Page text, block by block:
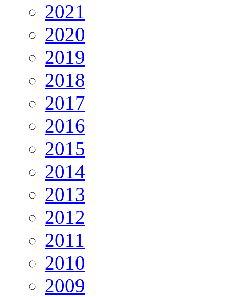
2021
2020
2019
2018
2017
2016
2015
2014
2013
2012
2011
2010
2009